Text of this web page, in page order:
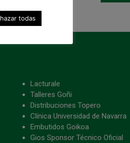
Lacturale
Talleres Goñi
Distribuciones Topero
Clínica Universidad de Navarra
Embutidos Goikoa
Gios Sponsor Técnico Oficial
todas